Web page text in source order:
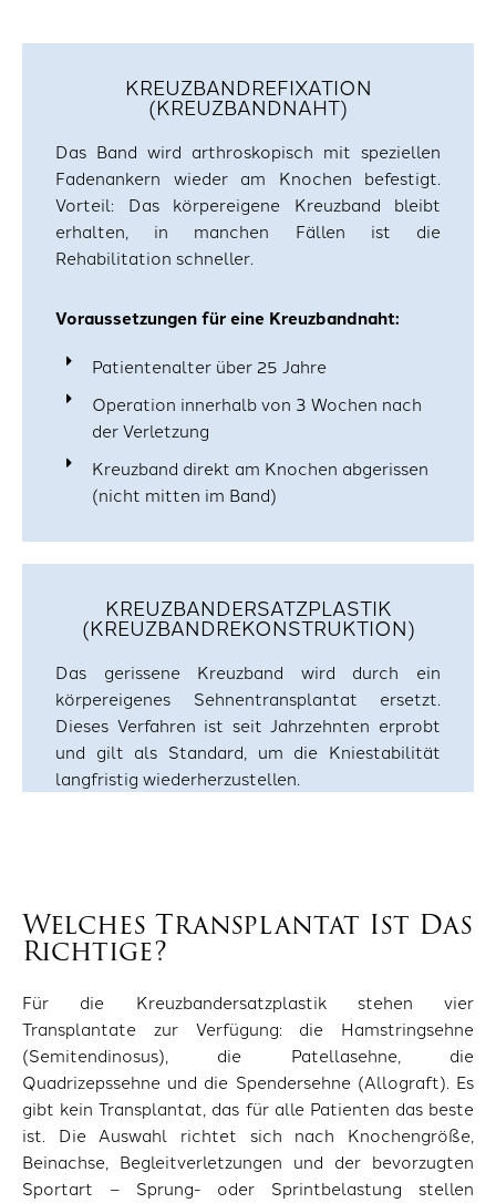
KREUZBANDREFIXATION
(KREUZBANDNAHT)
Das Band wird arthroskopisch mit speziellen
Fadenankern wieder am Knochen befestigt.
Vorteil: Das körpereigene Kreuzband bleibt
erhalten, in manchen Fällen ist die
Rehabilitation schneller.
Voraussetzungen für eine Kreuzbandnaht:
Patientenalter über 25 Jahre
Operation innerhalb von 3 Wochen nach
der Verletzung
Kreuzband direkt am Knochen abgerissen
(nicht mitten im Band)
KREUZBANDERSATZPLASTIK
(KREUZBANDREKONSTRUKTION)
Das gerissene Kreuzband wird durch ein
körpereigenes Sehnentransplantat ersetzt.
Dieses Verfahren ist seit Jahrzehnten erprobt
und gilt als Standard, um die Kniestabilität
langfristig wiederherzustellen.
Welches Transplantat Ist Das
Richtige?
Für die Kreuzbandersatzplastik stehen vier
Transplantate zur Verfügung: die Hamstringsehne
(Semitendinosus), die Patellasehne, die
Quadrizepssehne und die Spendersehne (Allograft). Es
gibt kein Transplantat, das für alle Patienten das beste
ist. Die Auswahl richtet sich nach Knochengröße,
Beinachse, Begleitverletzungen und der bevorzugten
Sportart – Sprung- oder Sprintbelastung stellen